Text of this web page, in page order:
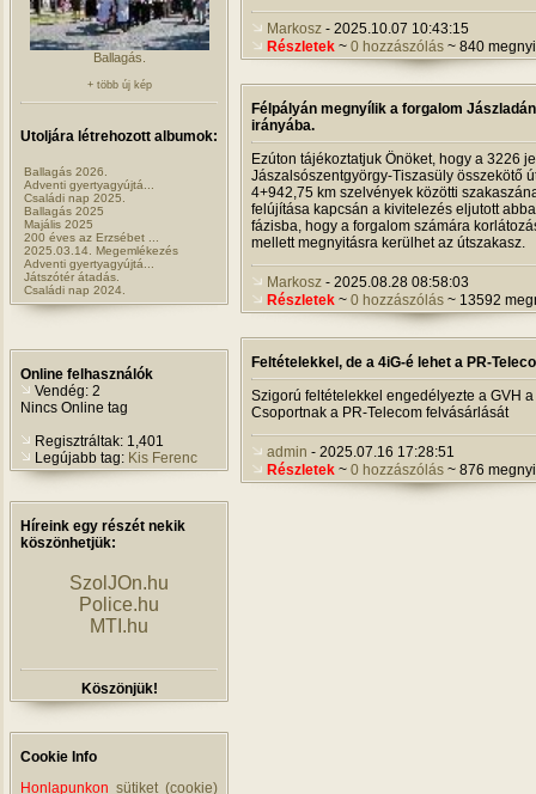
Ballagás.
+ több új kép
Utoljára létrehozott albumok:
Ballagás 2026.
Adventi gyertyagyújtá...
Családi nap 2025.
Ballagás 2025
Majális 2025
200 éves az Erzsébet ...
2025.03.14. Megemlékezés
Adventi gyertyagyújtá...
Játszótér átadás.
Családi nap 2024.
Online felhasználók
Vendég: 2
Nincs Online tag
Regisztráltak: 1,401
Legújabb tag: Kis Ferenc
Híreink egy részét nekik
köszönhetjük:
SzolJOn.hu
Police.hu
MTI.hu
Köszönjük!
Cookie Info
Honlapunkon sütiket (cookie)
Markosz - 2025.10.07 10:43:15
Részletek ~ 0 hozzászólás ~ 840
Félpályán megnyílik a forgalom
irányába.
Ezúton tájékoztatjuk Önöket, hogy a 3226
Jászalsószentgyörgy-Tiszasüly összekötő
4+942,75 km szelvények közötti
felújítása kapcsán a kivitelezés eljutott
fázisba, hogy a forgalom számára
mellett megnyitásra kerülhet az útszakasz.
Markosz - 2025.08.28 08:58:03
Részletek ~ 0 hozzászólás ~ 13592
Feltételekkel, de a 4iG-é lehet a PR-
Szigorú feltételekkel engedélyezte a GVH a
Csoportnak a PR-Telecom felvásárlását
admin - 2025.07.16 17:28:51
Részletek ~ 0 hozzászólás ~ 876